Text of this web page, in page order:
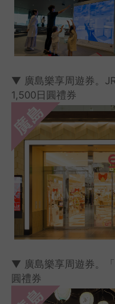
▼ 廣島樂享周遊券。
1,500日圓禮券
▼ 廣島樂享周遊券。
圓禮券